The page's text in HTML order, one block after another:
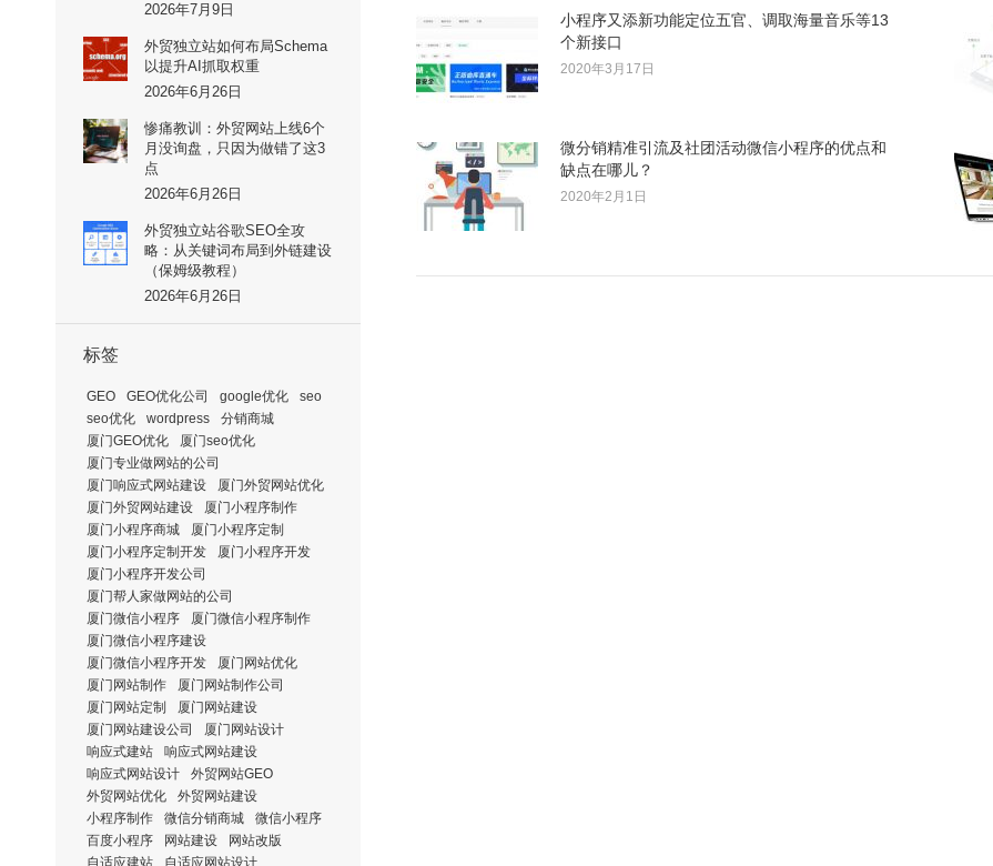
小程序又添新功能定位五官、调取海量音乐等13
个新接口
2020年3月17日
微分销精准引流及社团活动微信小程序的优点和
缺点在哪儿？
2020年2月1日
2026年7月9日
外贸独立站如何布局Schema
以提升AI抓取权重
2026年6月26日
惨痛教训：外贸网站上线6个
月没询盘，只因为做错了这3
点
2026年6月26日
外贸独立站谷歌SEO全攻
略：从关键词布局到外链建设
（保姆级教程）
2026年6月26日
标签
GEO GEO优化公司 google优化
seo
seo优化
wordpress
分销商城
厦门GEO优化
厦门seo优化
厦门专业做网站的公司
厦门响应式网站建设
厦门外贸网站优化
厦门外贸网站建设
厦门小程序制作
厦门小程序商城
厦门小程序定制
厦门小程序定制开发
厦门小程序开发
厦门小程序开发公司
厦门帮人家做网站的公司
厦门微信小程序
厦门微信小程序制作
厦门微信小程序建设
厦门微信小程序开发
厦门网站优化
厦门网站制作
厦门网站制作公司
厦门网站定制
厦门网站建设
厦门网站建设公司
厦门网站设计
响应式建站
响应式网站建设
响应式网站设计
外贸网站GEO
外贸网站优化
外贸网站建设
小程序制作
微信分销商城
微信小程序
百度小程序
网站建设
网站改版
自适应建站
自适应网站设计